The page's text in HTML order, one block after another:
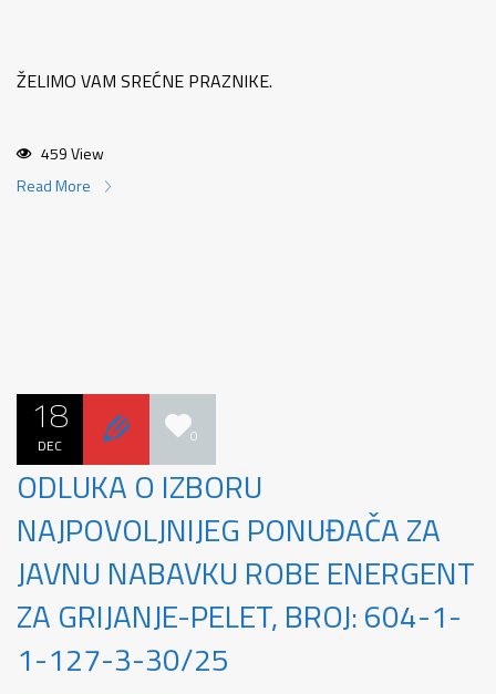
ŽELIMO VAM SREĆNE PRAZNIKE.
459 View
Read More
18
DEC 0
ODLUKA O IZBORU
NAJPOVOLJNIJEG PONUĐAČA ZA
JAVNU NABAVKU ROBE ENERGENT
ZA GRIJANJE-PELET, BROJ: 604-1-
1-127-3-30/25